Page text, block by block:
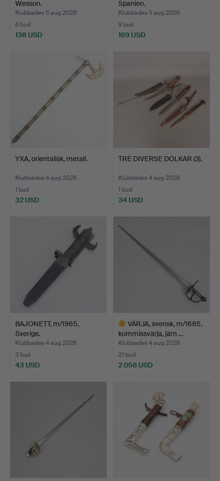
Wesson.
Klubbades 5 aug 2026
6 bud
138 USD
Spanien.
Klubbades 5 aug 2026
9 bud
169 USD
YXA, orientalisk, metall.
Klubbades 4 aug 2026
1 bud
32 USD
TRE DIVERSE DOLKAR (3).
Klubbades 4 aug 2026
1 bud
34 USD
BAJONETT, m/1965,
Sverige.
Klubbades 4 aug 2026
3 bud
43 USD
VÄRJA, svensk, m/1685,
kommissvärja, järn …
Klubbades 4 aug 2026
21 bud
2 056 USD